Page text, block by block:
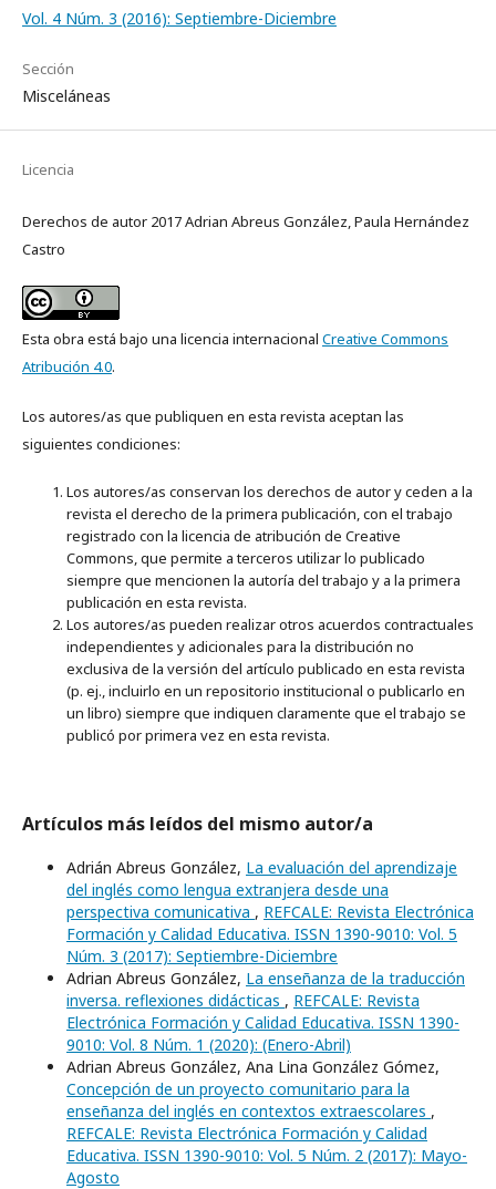
Vol. 4 Núm. 3 (2016): Septiembre-Diciembre
Sección
Misceláneas
Licencia
Derechos de autor 2017 Adrian Abreus González, Paula Hernández
Castro
Esta obra está bajo una licencia internacional Creative Commons
Atribución 4.0.
Los autores/as que publiquen en esta revista aceptan las
siguientes condiciones:
Los autores/as conservan los derechos de autor y ceden a la
revista el derecho de la primera publicación, con el trabajo
registrado con la licencia de atribución de Creative
Commons, que permite a terceros utilizar lo publicado
siempre que mencionen la autoría del trabajo y a la primera
publicación en esta revista.
Los autores/as pueden realizar otros acuerdos contractuales
independientes y adicionales para la distribución no
exclusiva de la versión del artículo publicado en esta revista
(p. ej., incluirlo en un repositorio institucional o publicarlo en
un libro) siempre que indiquen claramente que el trabajo se
publicó por primera vez en esta revista.
Artículos más leídos del mismo autor/a
Adrián Abreus González, La evaluación del aprendizaje
del inglés como lengua extranjera desde una
perspectiva comunicativa , REFCALE: Revista Electrónica
Formación y Calidad Educativa. ISSN 1390-9010: Vol. 5
Núm. 3 (2017): Septiembre-Diciembre
Adrian Abreus González, La enseñanza de la traducción
inversa. reflexiones didácticas , REFCALE: Revista
Electrónica Formación y Calidad Educativa. ISSN 1390-
9010: Vol. 8 Núm. 1 (2020): (Enero-Abril)
Adrian Abreus González, Ana Lina González Gómez,
Concepción de un proyecto comunitario para la
enseñanza del inglés en contextos extraescolares ,
REFCALE: Revista Electrónica Formación y Calidad
Educativa. ISSN 1390-9010: Vol. 5 Núm. 2 (2017): Mayo-
Agosto